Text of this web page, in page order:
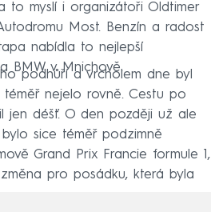
to myslí i organizátoři Oldtimer
Most. Benzín a radost
nabídla to nejlepší
BMW v Mnichově.
podhůří a vrcholem dne byl
nejelo rovně. Cestu po
jen déšť. O den později už ale
sice téměř podzimně
Grand Prix Francie formule 1,
pro posádku, která byla